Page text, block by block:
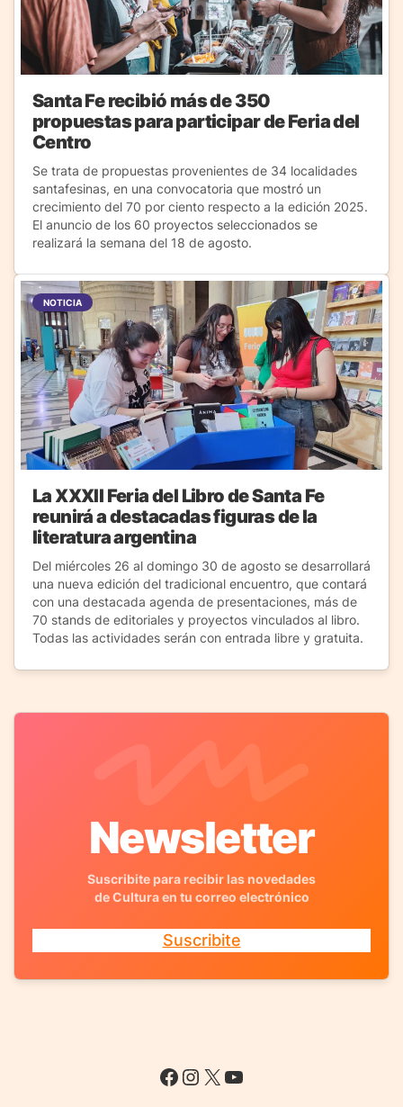
Santa Fe recibió más de 350
propuestas para participar de Feria del
Centro
Se trata de propuestas provenientes de 34 localidades
santafesinas, en una convocatoria que mostró un
crecimiento del 70 por ciento respecto a la edición 2025.
El anuncio de los 60 proyectos seleccionados se
realizará la semana del 18 de agosto.
NOTICIA
La XXXII Feria del Libro de Santa Fe
reunirá a destacadas figuras de la
literatura argentina
Del miércoles 26 al domingo 30 de agosto se desarrollará
una nueva edición del tradicional encuentro, que contará
con una destacada agenda de presentaciones, más de
70 stands de editoriales y proyectos vinculados al libro.
Todas las actividades serán con entrada libre y gratuita.
Newsletter
Suscribite para recibir las novedades
de Cultura en tu correo electrónico
Suscribite
Facebook
Instagram
X YouTube